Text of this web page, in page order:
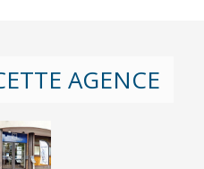
AGENCE